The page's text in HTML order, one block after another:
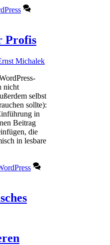
Profis
Michalek
nicht
selbst
sollte):
in
Beitrag
die
in lesbare